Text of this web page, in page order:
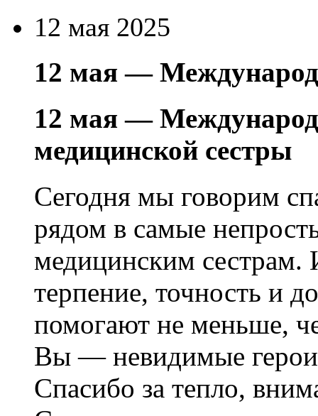
12 мая 2025
12 мая —
12 мая —
медицинской сестры
Сегодня мы говорим
рядом в самые
медицинским сестрам.
терпение, точность и
помогают не меньше,
Вы — невидимые
Спасибо за тепло,